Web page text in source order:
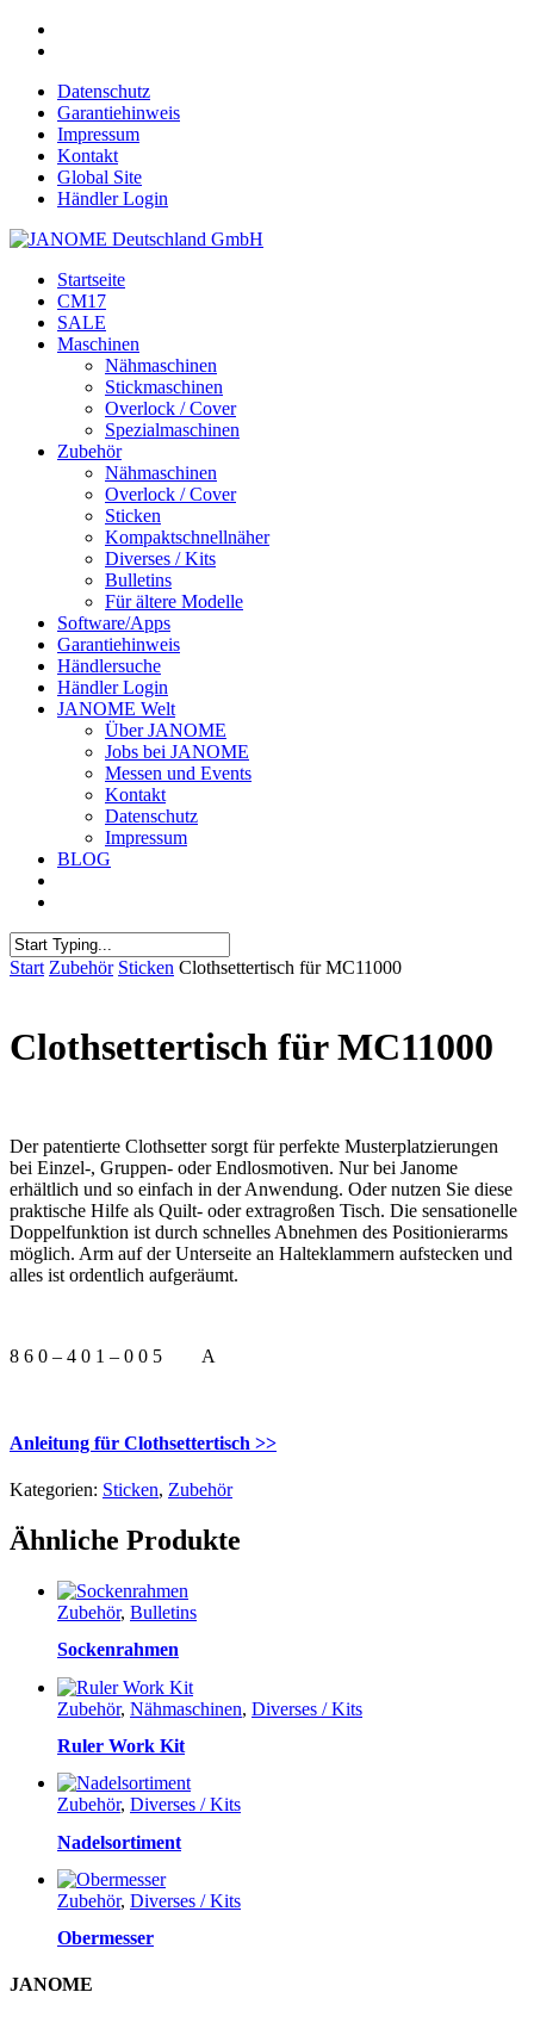
Datenschutz
Garantiehinweis
Impressum
Kontakt
Global Site
Händler Login
Startseite
CM17
SALE
Maschinen
Nähmaschinen
Stickmaschinen
Overlock / Cover
Spezialmaschinen
Zubehör
Nähmaschinen
Overlock / Cover
Sticken
Kompaktschnellnäher
Diverses / Kits
Bulletins
Für ältere Modelle
Software/Apps
Garantiehinweis
Händlersuche
Händler Login
JANOME Welt
Über JANOME
Jobs bei JANOME
Messen und Events
Kontakt
Datenschutz
Impressum
BLOG
Start Zubehör Sticken Clothsettertisch für MC11000
Clothsettertisch für MC11000
Der patentierte Clothsetter sorgt für perfekte Musterplatzierungen
bei Einzel-, Gruppen- oder Endlosmotiven. Nur bei Janome
erhältlich und so einfach in der Anwendung. Oder nutzen Sie diese
praktische Hilfe als Quilt- oder extragroßen Tisch. Die sensationelle
Doppelfunktion ist durch schnelles Abnehmen des Positionierarms
möglich. Arm auf der Unterseite an Halteklammern aufstecken und
alles ist ordentlich aufgeräumt.
8 6 0 – 4 0 1 – 0 0 5 A
Anleitung für Clothsettertisch >>
Kategorien: Sticken, Zubehör
Ähnliche Produkte
Zubehör, Bulletins
Sockenrahmen
Zubehör, Nähmaschinen, Diverses / Kits
Ruler Work Kit
Zubehör, Diverses / Kits
Nadelsortiment
Zubehör, Diverses / Kits
Obermesser
JANOME